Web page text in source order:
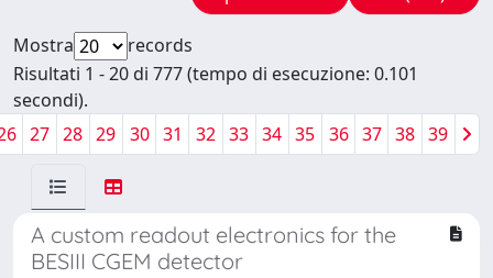
Mostra
records
Risultati 1 - 20 di 777 (tempo di esecuzione: 0.101
secondi).
27 28 29 30 31 32 33 34 35 36 37 38 39
A custom readout electronics for the
BESIII CGEM detector